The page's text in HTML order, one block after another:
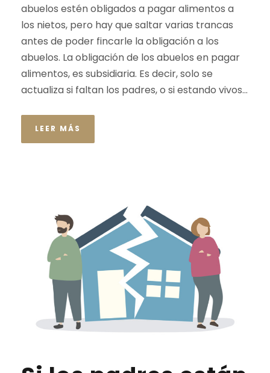
abuelos estén obligados a pagar alimentos a
los nietos, pero hay que saltar varias trancas
antes de poder fincarle la obligación a los
abuelos. La obligación de los abuelos en pagar
alimentos, es subsidiaria. Es decir, solo se
actualiza si faltan los padres, o si estando vivos...
LEER MÁS